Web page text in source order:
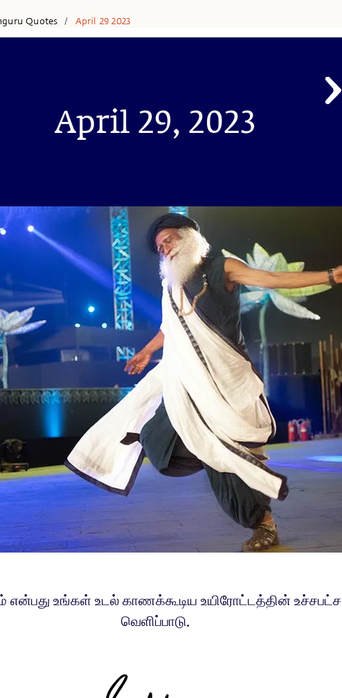
Quotes / April 29 2023
April 29, 2023
என்பது உங்கள் உடல் காணக்கூடிய உயிரோட்டத்தின் உச்சபட்ச
வெளிப்பாடு.